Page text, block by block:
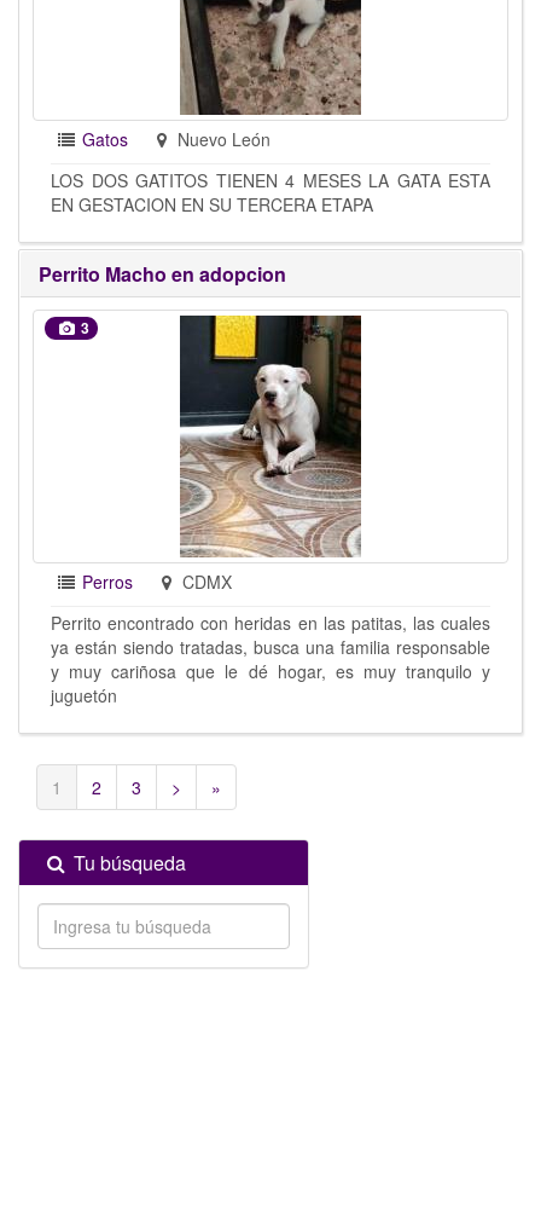
Gatos
Nuevo León
LOS DOS GATITOS TIENEN 4 MESES LA GATA ESTA
EN GESTACION EN SU TERCERA ETAPA
Perrito Macho en adopcion
3
Perros
CDMX
Perrito encontrado con heridas en las patitas, las cuales
ya están siendo tratadas, busca una familia responsable
y muy cariñosa que le dé hogar, es muy tranquilo y
juguetón
1 2 3 > »
Tu búsqueda